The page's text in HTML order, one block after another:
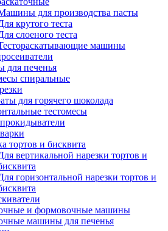
для производства пасты
крутого теста
слоеного теста
машины
для печенья
спиральные
для горячего шоколада
тестомесы
тортов и бисквита
вертикальной нарезки тортов и
горизонтальной нарезки тортов и
и формовочные машины
машины для печенья